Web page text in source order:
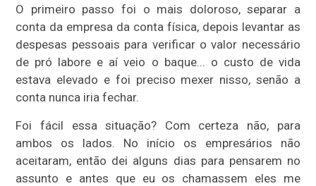
O primeiro passo foi o mais doloroso, separar a
conta da empresa da conta física, depois levantar as
despesas pessoais para verificar o valor necessário
de pró labore e aí veio o baque... o custo de vida
estava elevado e foi preciso mexer nisso, senão a
conta nunca iria fechar.
Foi fácil essa situação? Com certeza não, para
ambos os lados. No início os empresários não
aceitaram, então dei alguns dias para pensarem no
assunto e antes que eu os chamassem eles me